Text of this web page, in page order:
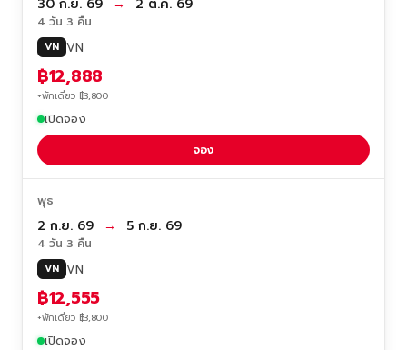
30 ก.ย. 69 → 2 ต.ค. 69
4 วัน 3 คืน
VN VN
฿12,888
+พักเดี่ยว ฿3,800
เปิดจอง
จอง
พุธ
2 ก.ย. 69 → 5 ก.ย. 69
4 วัน 3 คืน
VN VN
฿12,555
+พักเดี่ยว ฿3,800
เปิดจอง